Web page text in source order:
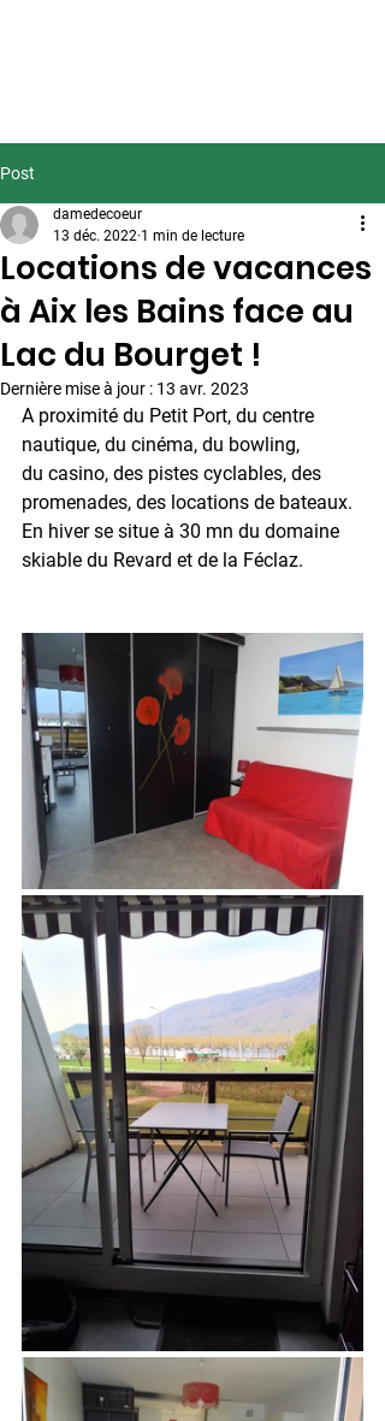
Post
Locations de vacances
à Aix les Bains face au
Lac du Bourget !
damedecoeur
13 déc. 2022 1 min de lecture
Dernière mise à jour : 13 avr. 2023
A proximité du Petit Port, du centre
nautique, du cinéma, du bowling,
du casino, des pistes cyclables, des
promenades, des locations de bateaux.
En hiver se situe à 30 mn du domaine
skiable du Revard et de la Féclaz.